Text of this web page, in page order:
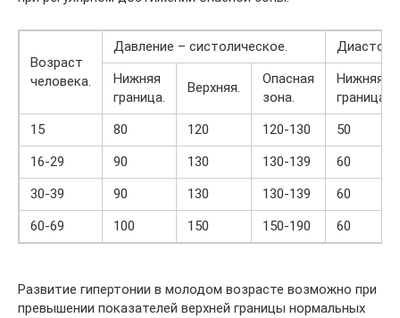
Возраст
человека.
Давление – систолическое.
Нижняя
граница.
Верхняя.
Опасная
зона.
Нижняя
граница.
15
80 120 120-130
50
16-29
90 130 130-139
60
30-39
90 130 130-139
60
60-69
100 150 150-190 60
Развитие гипертонии в молодом возрасте возможно при
превышении показателей верхней границы нормальных